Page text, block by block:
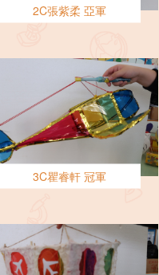
2C張紫柔 亞軍
3C瞿睿軒 冠軍